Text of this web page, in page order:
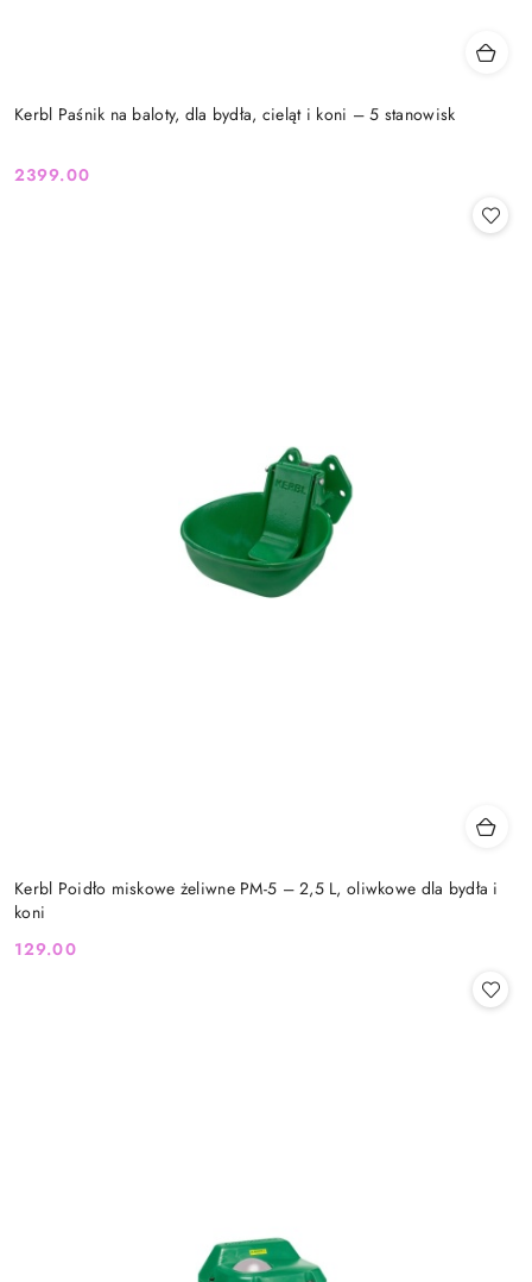
Kerbl Paśnik na baloty, dla bydła, cieląt i koni – 5 stanowisk
Cena:
2399.00
Kerbl Poidło miskowe żeliwne PM-5 – 2,5 L, oliwkowe dla bydła i
koni
Cena:
129.00